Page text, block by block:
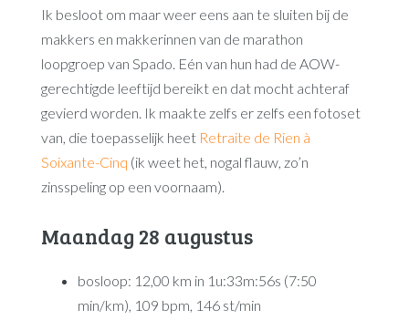
Ik besloot om maar weer eens aan te sluiten bij de
makkers en makkerinnen van de marathon
loopgroep van Spado. Eén van hun had de AOW-
gerechtigde leeftijd bereikt en dat mocht achteraf
gevierd worden. Ik maakte zelfs er zelfs een fotoset
van, die toepasselijk heet Retraite de Rien à
Soixante-Cinq (ik weet het, nogal flauw, zo’n
zinsspeling op een voornaam).
Maandag 28 augustus
bosloop: 12,00 km in 1u:33m:56s (7:50
min/km), 109 bpm, 146 st/min